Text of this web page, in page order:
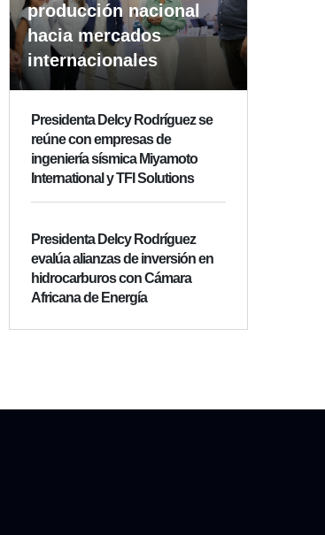
producción nacional
hacia mercados
internacionales
Presidenta Delcy Rodríguez se
reúne con empresas de
ingeniería sísmica Miyamoto
International y TFI Solutions
Presidenta Delcy Rodríguez
evalúa alianzas de inversión en
hidrocarburos con Cámara
Africana de Energía